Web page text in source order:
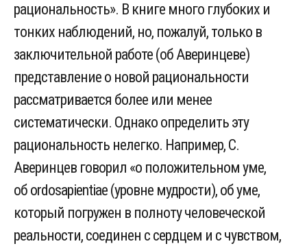
рациональность». В книге много глубоких и
тонких наблюдений, но, пожалуй, только в
заключительной работе (об Аверинцеве)
представление о новой рациональности
рассматривается более или менее
систематически. Однако определить эту
рациональность нелегко. Например, С.
Аверинцев говорил «о положительном уме,
об ordosapientiae (уровне мудрости), об уме,
который погружен в полноту человеческой
реальности, соединен с сердцем и с чувством,